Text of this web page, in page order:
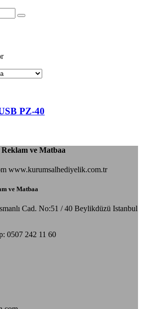
PZ-40
ve Matbaa
www.kurumsalhediyelik.com.tr
ve Matbaa
Cad. No:51 / 40 Beylikdüzü Istanbul
0507 242 11 60